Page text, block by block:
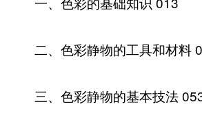
二、色彩静物的工具和材料
三、色彩静物的基本技法